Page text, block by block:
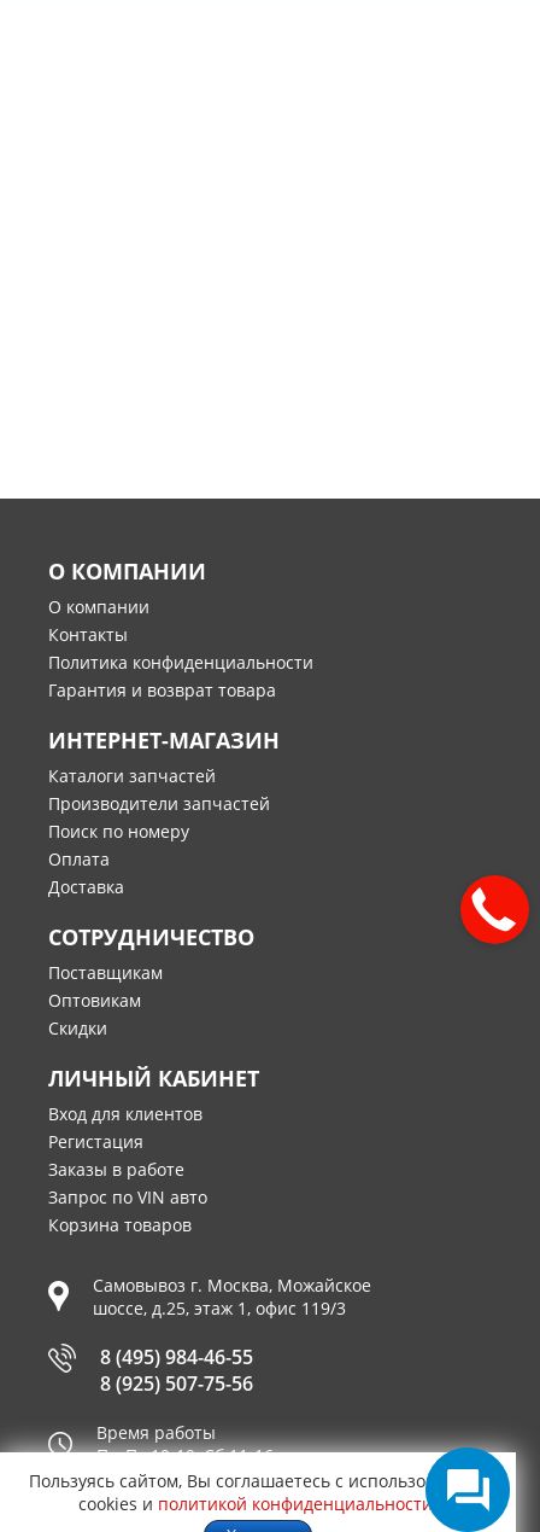
О КОМПАНИИ
О компании
Контакты
Политика конфиденциальности
Гарантия и возврат товара
ИНТЕРНЕТ-МАГАЗИН
Каталоги запчастей
Производители запчастей
Поиск по номеру
Оплата
Доставка
СОТРУДНИЧЕСТВО
Поставщикам
Оптовикам
Скидки
ЛИЧНЫЙ КАБИНЕТ
Вход для клиентов
Регистация
Заказы в работе
Запрос по VIN авто
Корзина товаров
Самовывоз г. Москва, Можайское
шоссе, д.25, этаж 1, офис 119/3
8 (495) 984-46-55
8 (925) 507-75-56
Время работы
Пн-Пт 10-19, Сб 11-16
Принимаем к оплате
Пользуясь сайтом, Вы соглашаетесь с использованием
cookies и политикой конфиденциальности